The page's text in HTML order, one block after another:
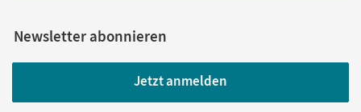
Newsletter abonnieren
Jetzt anmelden